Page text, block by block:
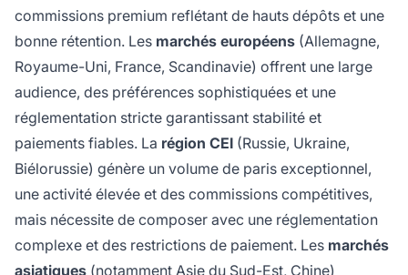
commissions premium reflétant de hauts dépôts et une
bonne rétention. Les marchés européens (Allemagne,
Royaume-Uni, France, Scandinavie) offrent une large
audience, des préférences sophistiquées et une
réglementation stricte garantissant stabilité et
paiements fiables. La région CEI (Russie, Ukraine,
Biélorussie) génère un volume de paris exceptionnel,
une activité élevée et des commissions compétitives,
mais nécessite de composer avec une réglementation
complexe et des restrictions de paiement. Les marchés
asiatiques (notamment Asie du Sud-Est, Chine)